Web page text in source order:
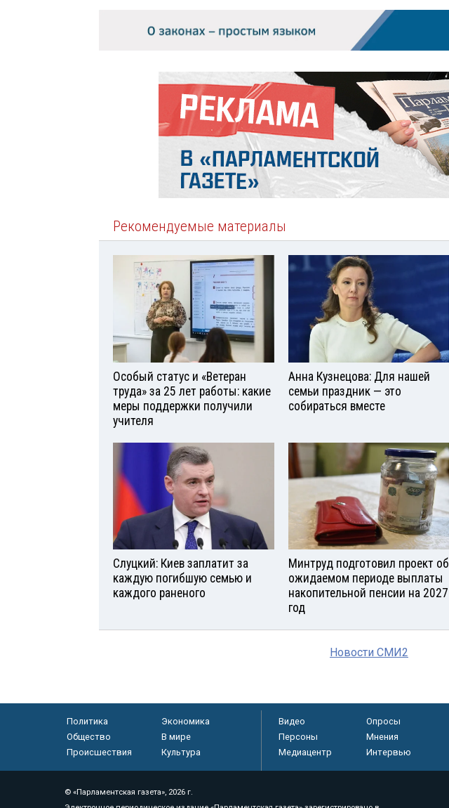
Рекомендуемые материалы
Особый статус и «Ветеран
труда» за 25 лет работы: какие
меры поддержки получили
учителя
Анна Кузнецова: Для нашей
семьи праздник — это
собираться вместе
Слуцкий: Киев заплатит за
каждую погибшую семью и
каждого раненого
Минтруд подготовил проект об
ожидаемом периоде выплаты
накопительной пенсии на 2027
год
Новости СМИ2
Политика
Экономика
Общество
В мире
Происшествия
Культура
Видео Опросы
Персоны
Мнения
Медиацентр
Интервью
© «Парламентская газета», 2026 г.